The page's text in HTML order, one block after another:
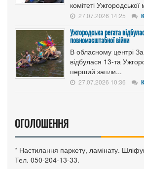
комітеті Ужгородської
27.07.2026 14:25
Ужгородська регата
повномасштабної війни
В обласному центрі
відбулася 13-та
перший запли...
27.07.2026 10:36
ОГОЛОШЕННЯ
* Настилання паркету, ламінату.
Тел. 050-204-13-33.